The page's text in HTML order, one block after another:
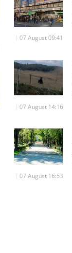
07 August 09:41
07 August 14:16
07 August 16:53